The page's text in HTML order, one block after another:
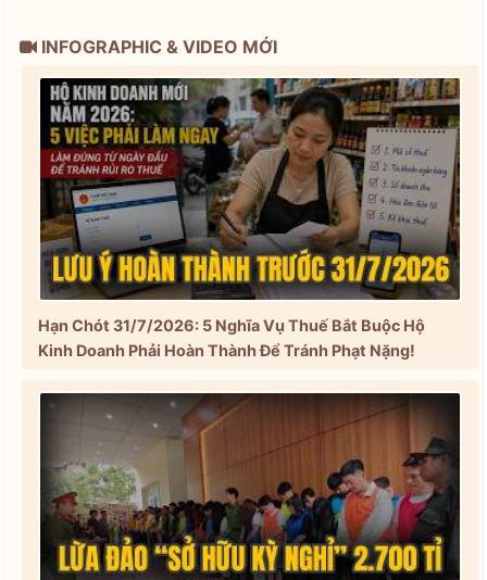
INFOGRAPHIC & VIDEO MỚI
Hạn Chót 31/7/2026: 5 Nghĩa Vụ Thuế Bắt Buộc Hộ
Kinh Doanh Phải Hoàn Thành Để Tránh Phạt Nặng!